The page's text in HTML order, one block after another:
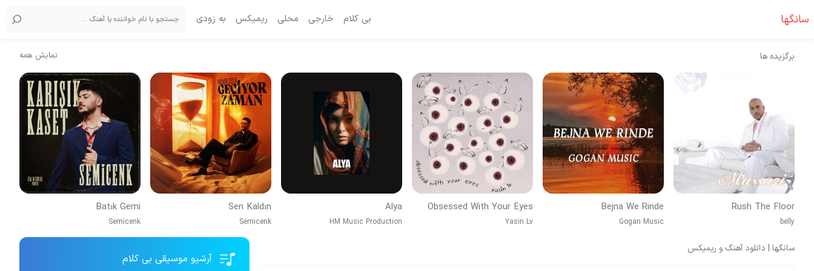
سانگها بی کلام خارجی محلی ریمیکس به زودی
برگزیده ها نمایش همه
Rush The Floor
belly
Bejna We Rinde
Gogan Music
Obsessed With Your Eyes
Yasin Lv
Alya
HM Music Production
Sen Kaldın
Semicenk
Batık Gemi
Semicenk
سانگها | دانلود آهنگ و ریمیکس
آرشیو موسیقی بی کلام